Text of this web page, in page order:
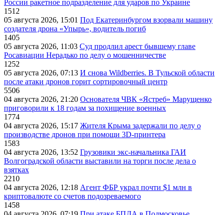
России ракетное подразделение для ударов по Украине
1512
05 августа 2026, 15:01 Под Екатеринбургом взорвали машину
создателя дрона «Упырь», водитель погиб
1405
05 августа 2026, 11:03 Суд продлил арест бывшему главе
Росавиации Нерадько по делу о мошенничестве
1252
05 августа 2026, 07:13 И снова Wildberries. В Тульской области
после атаки дронов горит сортировочный центр
5506
04 августа 2026, 21:20 Основателя ЧВК «Ястреб» Марущенко
приговорили к 18 годам за похищение военных
1774
04 августа 2026, 15:17 Жителя Крыма задержали по делу о
производстве дронов при помощи 3D‑принтера
1583
04 августа 2026, 13:52 Грузовики экс-начальника ГАИ
Волгоградской области выставили на торги после дела о
взятках
2210
04 августа 2026, 12:18 Агент ФБР украл почти $1 млн в
криптовалюте со счетов подозреваемого
1458